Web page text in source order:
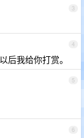
3
4
后我给你打赏。
5
6